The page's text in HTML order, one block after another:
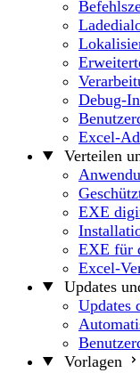
Debug-
Excel-
Verteilen
EXE
EXE für
Excel-
Updates
Updates
Vorlagen